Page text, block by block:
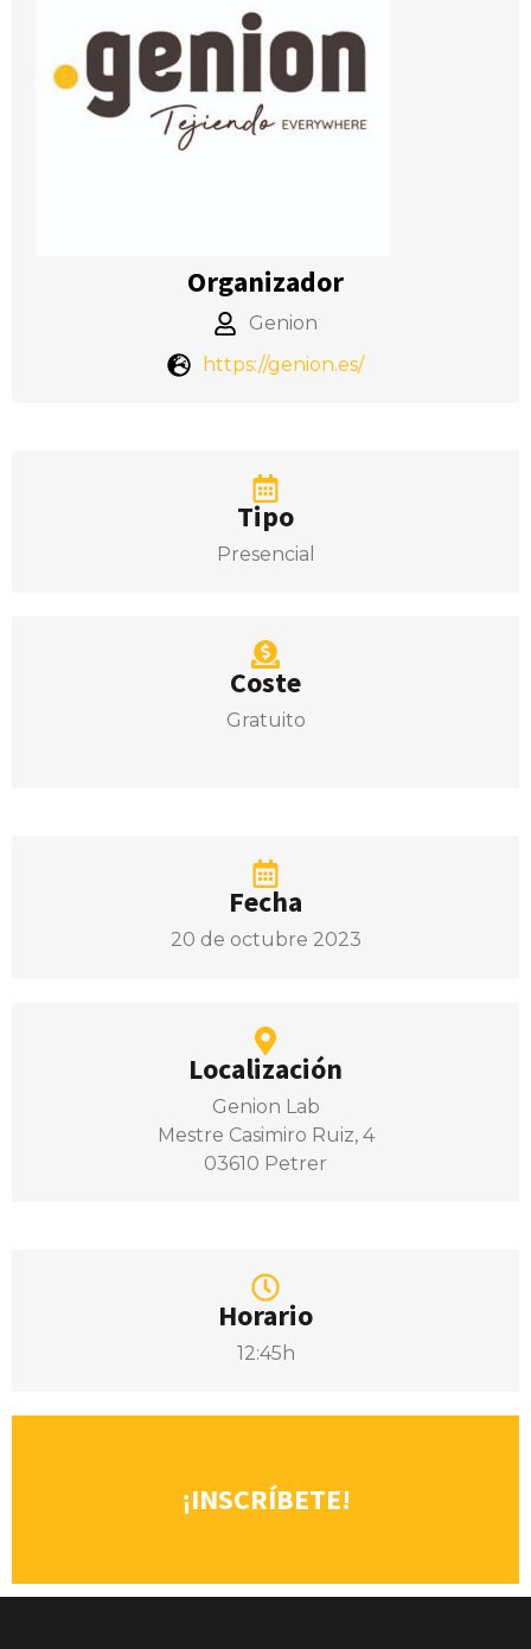
Organizador
Genion
https://genion.es/
Tipo
Presencial
Coste
Gratuito
Fecha
20 de octubre 2023
Localización
Genion Lab
Mestre Casimiro Ruiz, 4
03610 Petrer
Horario
12:45h
¡INSCRÍBETE!